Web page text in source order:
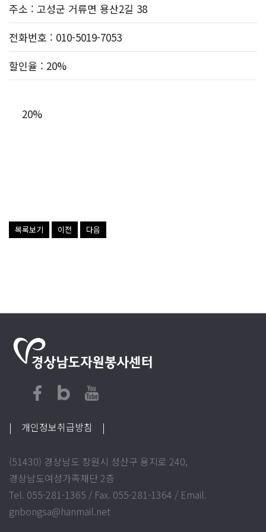
주소 : 고성군 거류면 용산2길 38
전화번호 : 010-5019-7053
할인율 : 20%
20%
목록보기 이전 다음
| 개인정보취급방침 |
(51430) 경상남도 창원시 성산구 용지로 240,
경상남도여성가족재단 2층
Tel. 055-281-1365 / Fax. 055-281-1364 / Email.
gnbongsa@hanmail.net